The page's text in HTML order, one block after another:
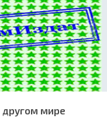
другом мире